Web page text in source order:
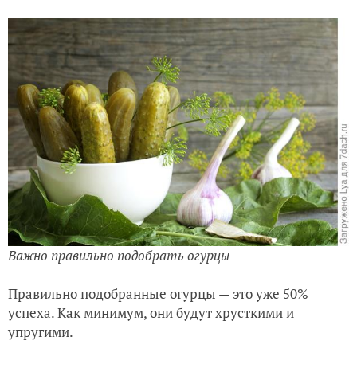
Важно правильно подобрать огурцы
Правильно подобранные огурцы — это уже 50%
успеха. Как минимум, они будут хрусткими и
упругими.